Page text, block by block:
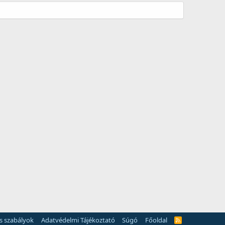
szabályok Adatvédelmi Tájékoztató Súgó Főoldal
R